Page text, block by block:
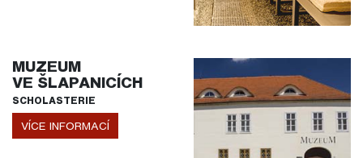
MUZEUM
VE ŠLAPANICÍCH
SCHOLASTERIE
VÍCE INFORMACÍ